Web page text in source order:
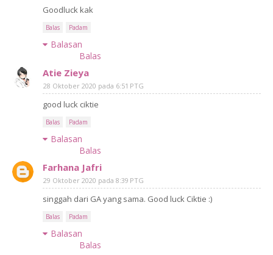
Goodluck kak
Balas Padam
Balasan
Balas
Atie Zieya
28 Oktober 2020 pada 6:51 PTG
good luck ciktie
Balas Padam
Balasan
Balas
Farhana Jafri
29 Oktober 2020 pada 8:39 PTG
singgah dari GA yang sama. Good luck Ciktie :)
Balas Padam
Balasan
Balas